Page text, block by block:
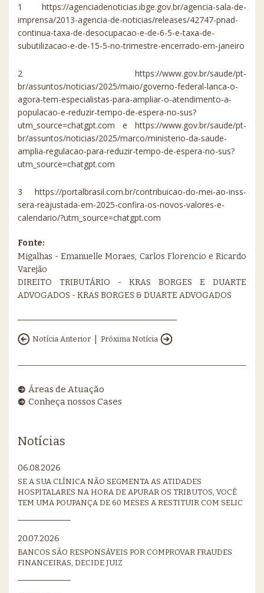
Notícias
06.08.2026
SE A SUA CLÍNICA NÃO SEGMENTA AS ATIDADES
HOSPITALARES NA HORA DE APURAR OS TRIBUTOS, VOCÊ
TEM UMA POUPANÇA DE 60 MESES A RESTITUIR COM SELIC
20.07.2026
BANCOS SÃO RESPONSÁVEIS POR COMPROVAR FRAUDES
FINANCEIRAS, DECIDE JUIZ
1 https://agenciadenoticias.ibge.gov.br/agencia-sala-de-
imprensa/2013-agencia-de-noticias/releases/42747-pnad-
continua-taxa-de-desocupacao-e-de-6-5-e-taxa-de-
subutilizacao-e-de-15-5-no-trimestre-encerrado-em-janeiro
2 https://www.gov.br/saude/pt-
br/assuntos/noticias/2025/maio/governo-federal-lanca-o-
agora-tem-especialistas-para-ampliar-o-atendimento-a-
populacao-e-reduzir-tempo-de-espera-no-sus?
utm_source=chatgpt.com e https://www.gov.br/saude/pt-
br/assuntos/noticias/2025/marco/ministerio-da-saude-
amplia-regulacao-para-reduzir-tempo-de-espera-no-sus?
utm_source=chatgpt.com
3 https://portalbrasil.com.br/contribuicao-do-mei-ao-inss-
sera-reajustada-em-2025-confira-os-novos-valores-e-
calendario/?utm_source=chatgpt.com
Fonte:
Migalhas - Emanuelle Moraes, Carlos Florencio e Ricardo
Varejão
DIREITO TRIBUTÁRIO - KRAS BORGES E DUARTE
ADVOGADOS - KRAS BORGES & DUARTE ADVOGADOS
Notícia Anterior | Próxima Notícia
Áreas de Atuação
Conheça nossos Cases